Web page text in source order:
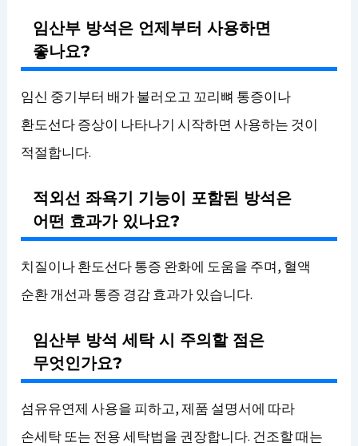
임산부 방석은 언제부터 사용하면
좋나요?
임신 중기부터 배가 불러오고 꼬리뼈 통증이나
환도선다 증상이 나타나기 시작하면 사용하는 것이
적절합니다.
적외선 좌욕기 기능이 포함된 방석은
어떤 효과가 있나요?
치질이나 환도선다 통증 완화에 도움을 주며, 혈액
순환 개선과 통증 경감 효과가 있습니다.
임산부 방석 세탁 시 주의할 점은
무엇인가요?
섬유유연제 사용을 피하고, 제품 설명서에 따라
손세탁 또는 전용 세탁법을 권장합니다. 건조할 때는